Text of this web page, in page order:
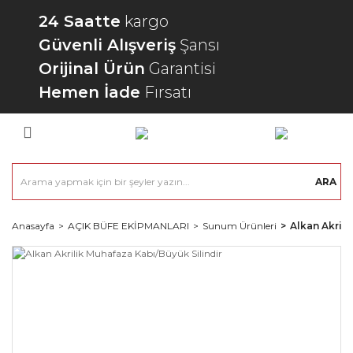
24 Saatte kargo
Güvenli Alışveriş Şansı
Orijinal Ürün Garantisi
Hemen İade Fırsatı
ARA
Anasayfa AÇIK BÜFE EKİPMANLARI Sunum Ürünleri Alkan